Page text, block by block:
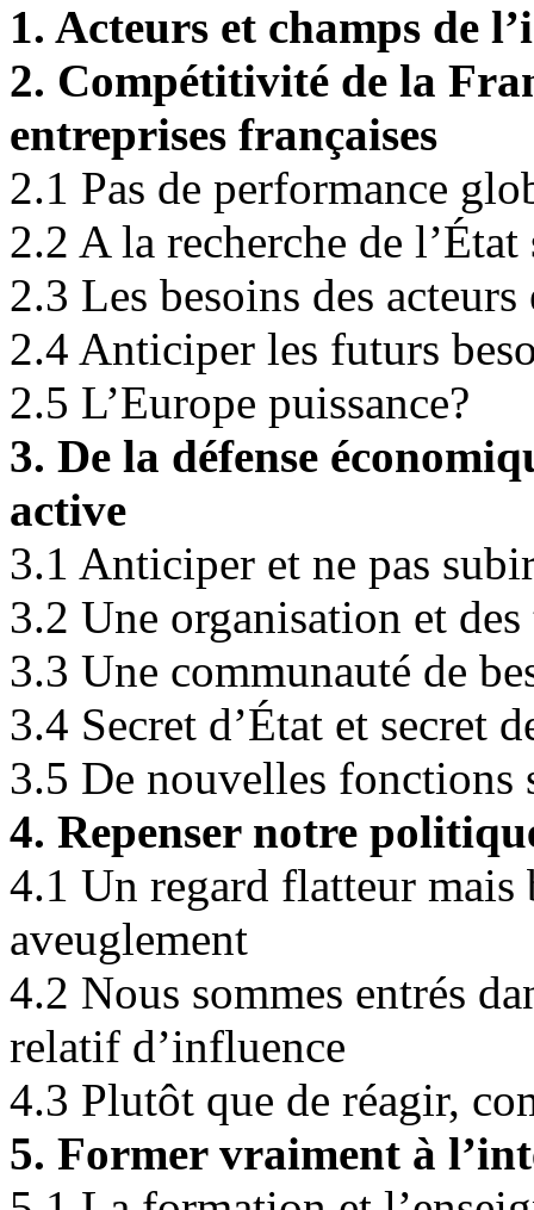
1. Acteurs et champs de
2. Compétitivité de la
entreprises françaises
2.1 Pas de performance
2.2 A la recherche de l’État
2.3 Les besoins des
2.4 Anticiper les futurs
2.5 L’Europe puissance?
3. De la défense
active
3.1 Anticiper et ne pas
3.2 Une organisation et des
3.3 Une communauté de
3.4 Secret d’État et secret
3.5 De nouvelles fonctions
4. Repenser notre
4.1 Un regard flatteur mais
aveuglement
4.2 Nous sommes entrés
relatif d’influence
4.3 Plutôt que de réagir,
5. Former vraiment à